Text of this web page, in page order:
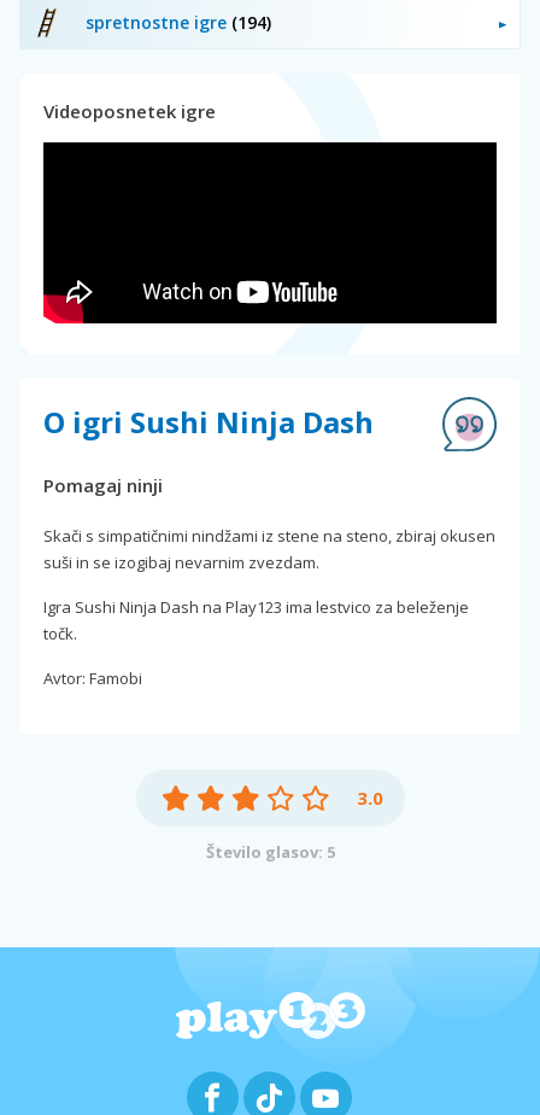
spretnostne igre (194)
Videoposnetek igre
O igri Sushi Ninja Dash
Pomagaj ninji
Skači s simpatičnimi nindžami iz stene na steno, zbiraj okusen
suši in se izogibaj nevarnim zvezdam.
Igra Sushi Ninja Dash na Play123 ima lestvico za beleženje
točk.
Avtor: Famobi
3.0
Število glasov: 5